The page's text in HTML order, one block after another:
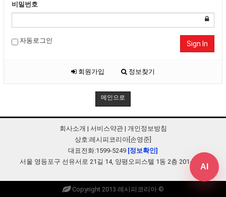
비밀번호
자동로그인 Sign In
회원가입 정보찾기
메인으로
회사소개 | 서비스약관| 개인정보방침
상호:레시피코리아[손영준]
대표전화:1599-5249 [정보확인]
서울 영등포구 선유서로 21길 14, 양평오피스텔 1동 2층 201-B248
Copyright 2013 레시피코리아 ©
AI